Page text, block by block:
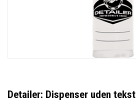
Detailer: Dispenser uden tekst